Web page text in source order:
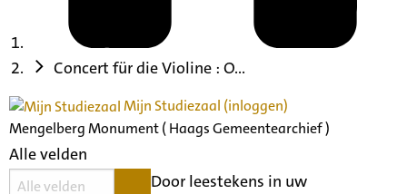
Concert für die Violine : O...
Mijn Studiezaal (inloggen)
Mengelberg Monument ( Haags Gemeentearchief )
Alle velden
Door leestekens in uw